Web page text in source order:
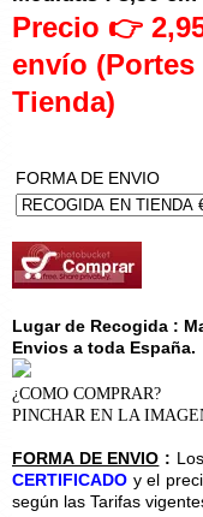
Precio 👉
envío
Tienda)
FORMA DE ENVIO
Lugar de Recogida :
Envios a toda España.
¿COMO COMPRAR?
PINCHAR EN LA
FORMA DE ENVIO :
CERTIFICADO y el
según las Tarifas